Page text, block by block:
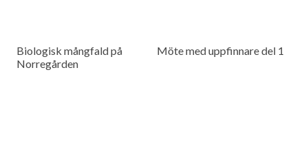
Biologisk mångfald på
Norregården
Möte med uppfinnare del 1